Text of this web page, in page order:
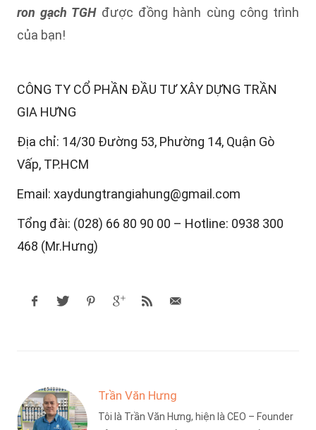
ron gạch TGHđược đồng hành cùng công trình
của bạn!
CÔNG TY CỔ PHẦN ĐẦU TƯ XÂY DỰNG TRẦN
GIA HƯNG
Địa chỉ: 14/30 Đường 53, Phường 14, Quận Gò
Vấp, TP.HCM
Email: xaydungtrangiahung@gmail.com
Tổng đài: (028) 66 80 90 00 – Hotline: 0938 300
468 (Mr.Hưng)
Trần Văn Hưng
Tôi là Trần Văn Hưng, hiện là CEO – Founder